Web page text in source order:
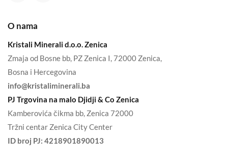
O nama
Kristali Minerali d.o.o. Zenica
Zmaja od Bosne bb, PZ Zenica I, 72000 Zenica,
Bosna i Hercegovina
info@kristaliminerali.ba
PJ Trgovina na malo Djidji & Co Zenica
Kamberovića čikma bb, Zenica 72000
Tržni centar Zenica City Center
ID broj PJ: 4218901890013